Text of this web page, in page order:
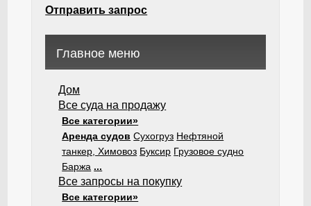
Отправить запрос
Главное меню
Дом
Все суда на продажу
Все категории»
Аренда судов Сухогруз Нефтяной
танкер, Химовоз Буксир Грузовое судно
Баржа ...
Все запросы на покупку
Все категории»